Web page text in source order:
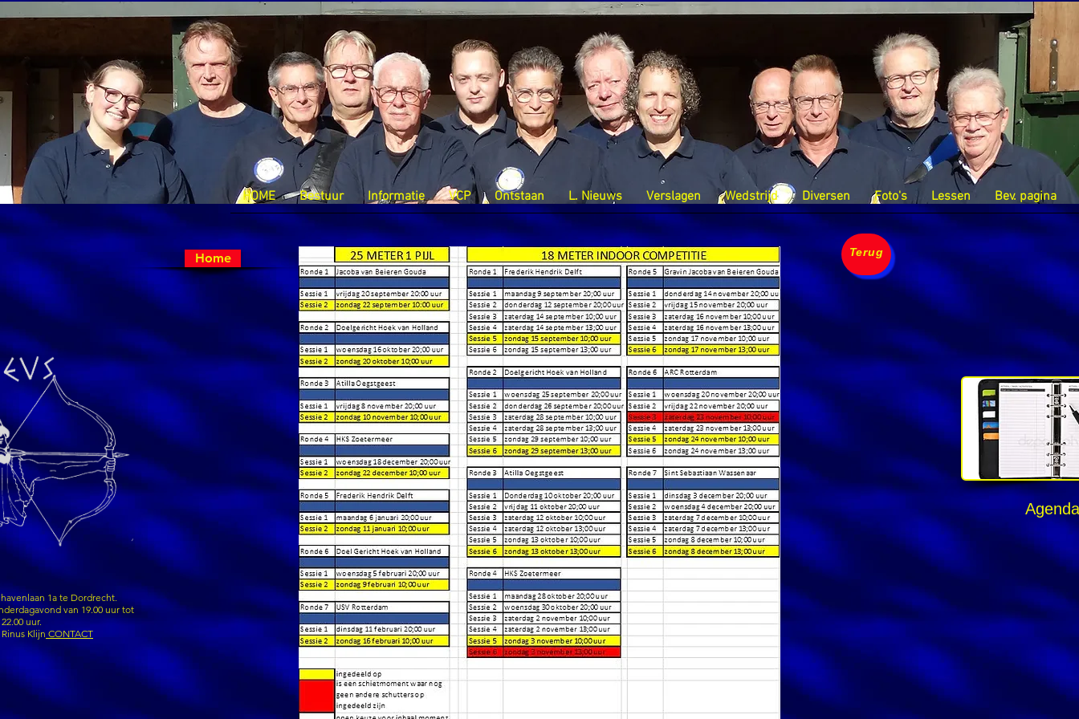
HOME Bestuur Informatie VCP Ontstaan L. Nieuws Verslagen Wedstrijd Diversen Foto's Lessen Bev. pagina
Terug
1a te Dordrecht.
van 19.00 uur tot
22.00 uur.
Klijn CONTACT
Agenda
Home